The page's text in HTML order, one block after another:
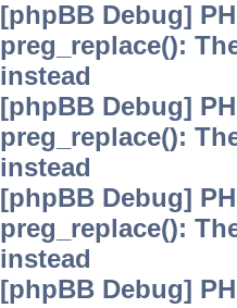
[phpBB Debug]
preg_replace():
instead
[phpBB Debug]
preg_replace():
instead
[phpBB Debug]
preg_replace():
instead
[phpBB Debug]